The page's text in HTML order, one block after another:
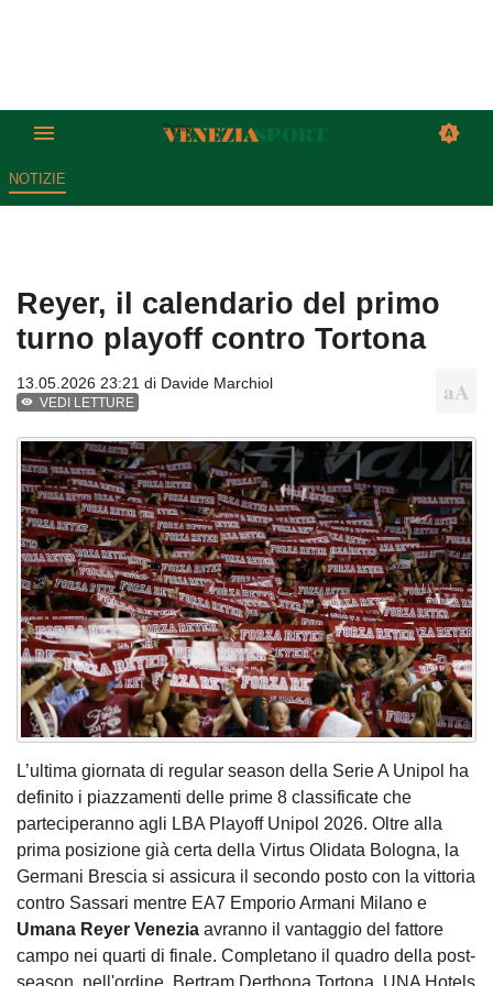
NOTIZIE
Reyer, il calendario del primo
turno playoff contro Tortona
13.05.2026 23:21 di Davide Marchiol
VEDI LETTURE
L’ultima giornata di regular season della Serie A Unipol ha
definito i piazzamenti delle prime 8 classificate che
parteciperanno agli LBA Playoff Unipol 2026. Oltre alla
prima posizione già certa della Virtus Olidata Bologna, la
Germani Brescia si assicura il secondo posto con la vittoria
contro Sassari mentre EA7 Emporio Armani Milano e
Umana Reyer Venezia avranno il vantaggio del fattore
campo nei quarti di finale. Completano il quadro della post-
season, nell'ordine, Bertram Derthona Tortona, UNA Hotels